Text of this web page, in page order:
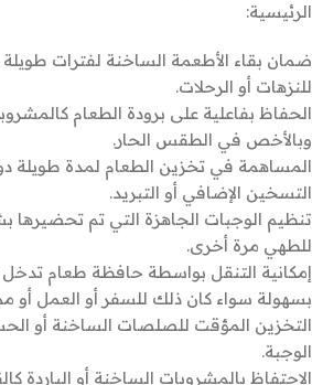
الرئيسية:
ضمان بقاء الأطعمة الساخنة لفترات
للنزهات أو الرحلات.
الحفاظ بفاعلية على برودة الطعام
وبالأخص في الطقس الحار.
المساهمة في تخزين الطعام لمدة طويلة
التسخين الإضافي أو التبريد.
تنظيم الوجبات الجاهزة التي تم
للطهي مرة أخرى.
إمكانية التنقل بواسطة حافظة طعام
بسهولة سواء كان ذلك للسفر أو العمل أو
التخزين المؤقت للصلصات الساخنة أو
الوجبة.
الاحتفاظ بالمشروبات الساخنة أو الباردة